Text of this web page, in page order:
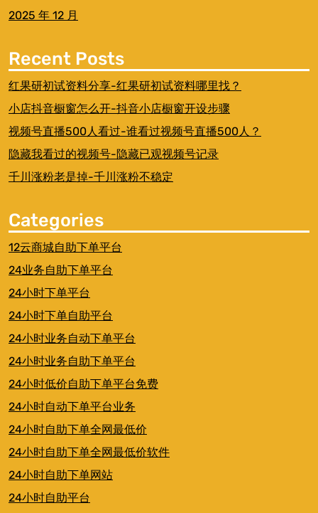
2025 年 12 月
Recent Posts
红果研初试资料分享-红果研初试资料哪里找？
小店抖音橱窗怎么开-抖音小店橱窗开设步骤
视频号直播500人看过-谁看过视频号直播500人？
隐藏我看过的视频号-隐藏已观视频号记录
千川涨粉老是掉-千川涨粉不稳定
Categories
12云商城自助下单平台
24业务自助下单平台
24小时下单平台
24小时下单自助平台
24小时业务自动下单平台
24小时业务自助下单平台
24小时低价自助下单平台免费
24小时自动下单平台业务
24小时自助下单全网最低价
24小时自助下单全网最低价软件
24小时自助下单网站
24小时自助平台